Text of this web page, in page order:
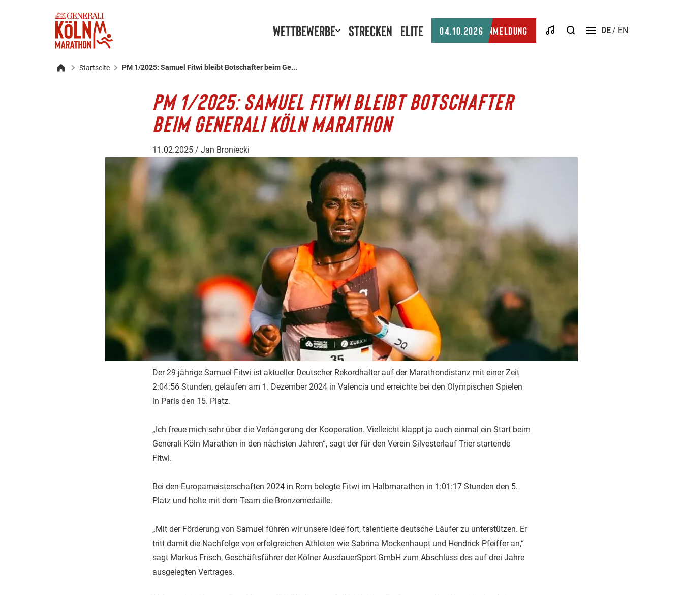
Wettbewerbe Strecken Elite 04.10.2026 Anmeldung Suche
Menü
DE EN
Startseite
Startseite PM 1/2025: Samuel Fitwi bleibt Botschafter beim Ge...
PM 1/2025: SAMUEL FITWI BLEIBT BOTSCHAFTER
BEIM GENERALI KÖLN MARATHON
11.02.2025 / Jan Broniecki
Der 29-jährige Samuel Fitwi ist aktueller Deutscher Rekordhalter auf der Marathondistanz mit einer Zeit
2:04:56 Stunden, gelaufen am 1. Dezember 2024 in Valencia und erreichte bei den Olympischen Spielen
in Paris den 15. Platz.
„Ich freue mich sehr über die Verlängerung der Kooperation. Vielleicht klappt ja auch einmal ein Start beim
Generali Köln Marathon in den nächsten Jahren“, sagt der für den Verein Silvesterlauf Trier startende
Fitwi.
Bei den Europameisterschaften 2024 in Rom belegte Fitwi im Halbmarathon in 1:01:17 Stunden den 5.
Platz und holte mit dem Team die Bronzemedaille.
„Mit der Förderung von Samuel führen wir unsere Idee fort, talentierte deutsche Läufer zu unterstützen. Er
tritt damit die Nachfolge von erfolgreichen Athleten wie Sabrina Mockenhaupt und Hendrick Pfeiffer an,“
sagt Markus Frisch, Geschäftsführer der Kölner AusdauerSport GmbH zum Abschluss des auf drei Jahre
ausgelegten Vertrages.